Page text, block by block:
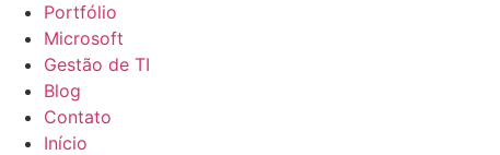
Portfólio
Microsoft
Gestão de TI
Blog
Contato
Início